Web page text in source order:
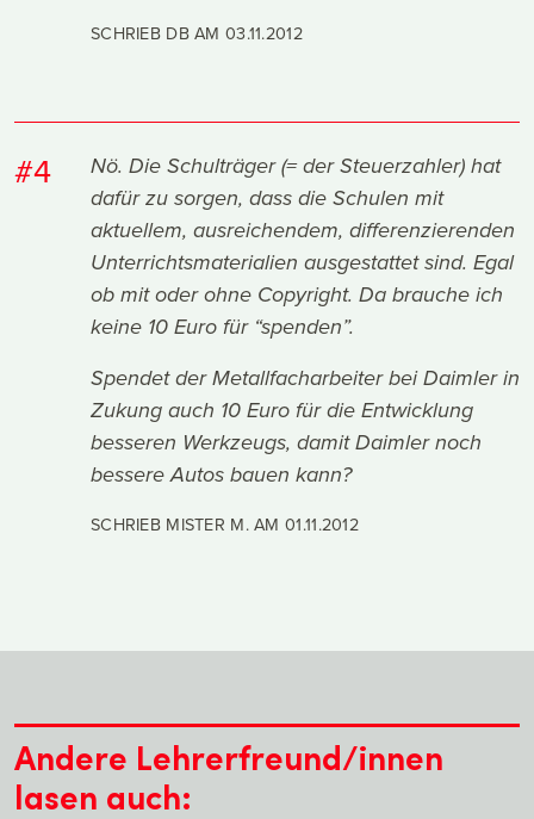
SCHRIEB DB AM03.11.2012
#4
Nö. Die Schulträger (= der Steuerzahler) hat
dafür zu sorgen, dass die Schulen mit
aktuellem, ausreichendem, differenzierenden
Unterrichtsmaterialien ausgestattet sind. Egal
ob mit oder ohne Copyright. Da brauche ich
keine 10 Euro für “spenden”.
Spendet der Metallfacharbeiter bei Daimler in
Zukung auch 10 Euro für die Entwicklung
besseren Werkzeugs, damit Daimler noch
bessere Autos bauen kann?
SCHRIEB MISTER M. AM01.11.2012
Andere Lehrerfreund/innen
lasen auch: